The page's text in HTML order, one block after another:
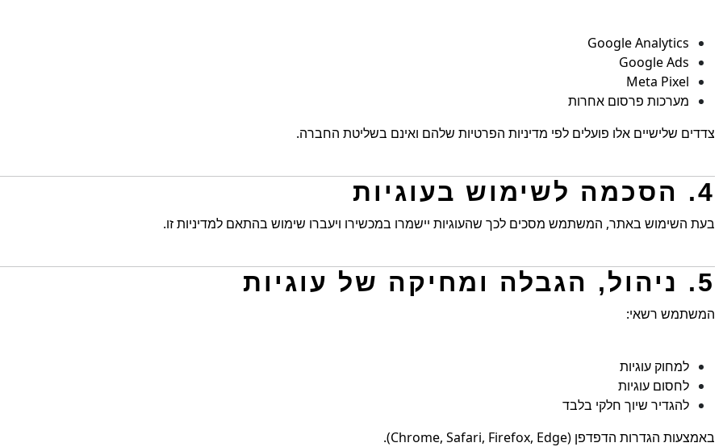
Google Analytics
Google Ads
Meta Pixel
מערכות פרסום אחרות
צדדים שלישיים אלו פועלים לפי מדיניות הפרטיות שלהם ואינם בשליטת החברה.
4. הסכמה לשימוש בעוגיות
בעת השימוש באתר, המשתמש מסכים לכך שהעוגיות יישמרו במכשירו ויעברו שימוש בהתאם למדיניות זו.
5. ניהול, הגבלה ומחיקה של עוגיות
המשתמש רשאי:
למחוק עוגיות
לחסום עוגיות
להגדיר שיוך חלקי בלבד
באמצעות הגדרות הדפדפן (Chrome, Safari, Firefox, Edge).